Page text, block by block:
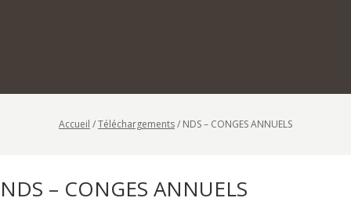
Accueil /Téléchargements/ NDS – CONGES ANNUELS
NDS – CONGES ANNUELS